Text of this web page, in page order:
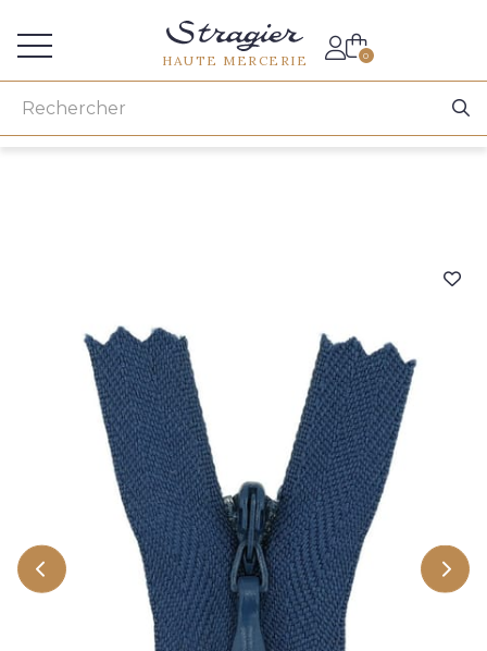
HAUTE MERCERIE 0